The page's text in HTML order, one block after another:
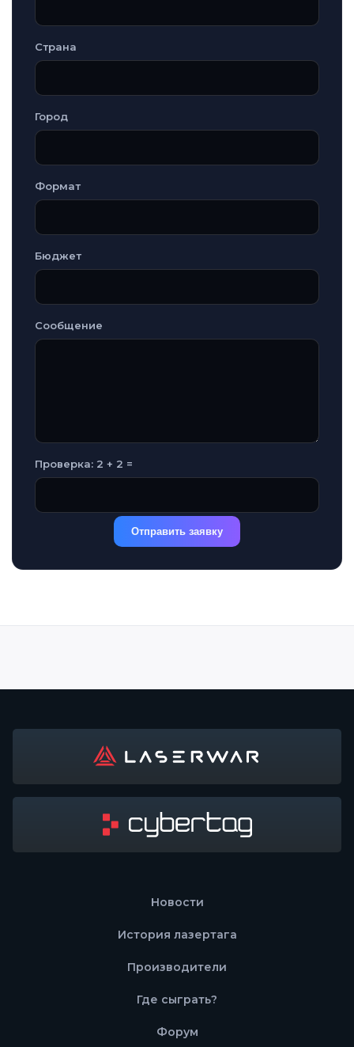
Страна
Город
Формат
Бюджет
Сообщение
Проверка: 2 + 2 =
Отправить заявку
Новости
История лазертага
Производители
Где сыграть?
Форум